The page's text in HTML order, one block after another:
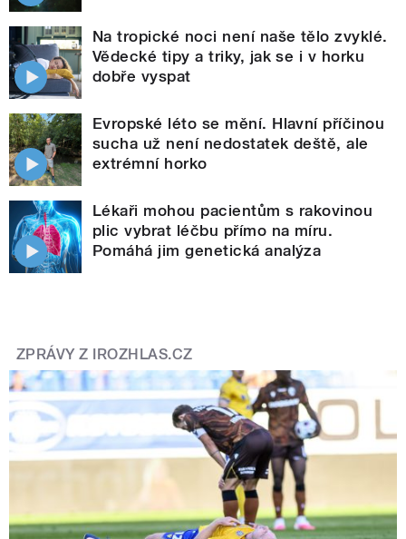
Na tropické noci není naše tělo zvyklé.
Vědecké tipy a triky, jak se i v horku
dobře vyspat
Evropské léto se mění. Hlavní příčinou
sucha už není nedostatek deště, ale
extrémní horko
Lékaři mohou pacientům s rakovinou
plic vybrat léčbu přímo na míru.
Pomáhá jim genetická analýza
ZPRÁVY Z IROZHLAS.CZ